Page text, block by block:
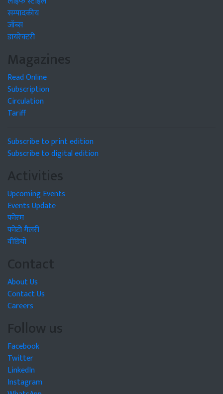
सम्पादकीय
जॉब्स
डायरेक्टरी
Magazines
Read Online
Subscription
Circulation
Tariff
Subscribe to print edition
Subscribe to digital edition
Activities
Upcoming Events
Events Update
फोरम
फोटो गैलरी
वीडियो
Contact
About Us
Contact Us
Careers
Follow us
Facebook
Twitter
LinkedIn
Instagram